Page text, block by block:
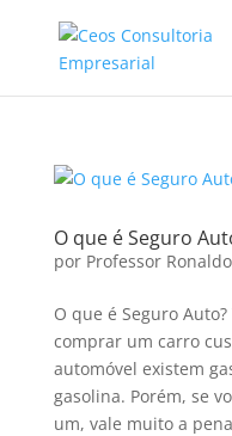
O que é Seguro
por Professor Ronaldo
O que é Seguro
comprar um carro
automóvel existem
gasolina. Porém, se
um, vale muito a